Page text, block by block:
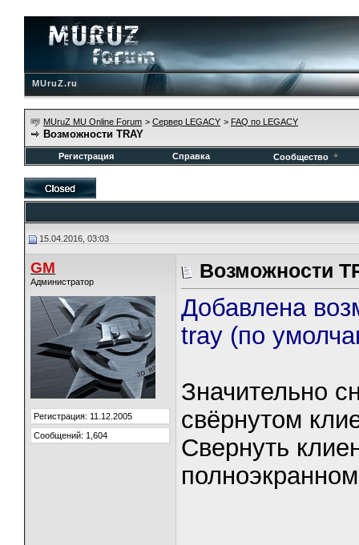
MUruZ.ru
MUruZ MU Online Forum > Сервер LEGACY > FAQ по LEGACY
Возможности TRAY
Регистрация Справка Сообщество
15.04.2016, 03:03
GM
Администратор
Регистрация: 11.12.2005
Сообщений: 1,604
Возможности
Добавлена
tray (по
Значительно
свёрнутом
Свернуть